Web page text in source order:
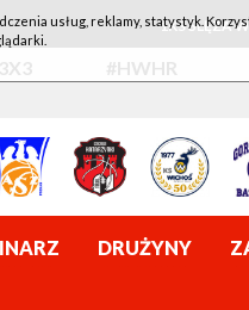
1KS ŚLĘZA
#HWHR
DRUŻYNY
usług, reklamy, statystyk.